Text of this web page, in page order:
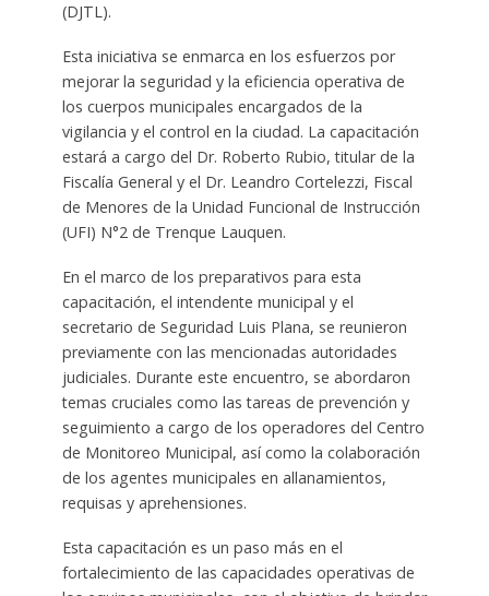
(DJTL).
Esta iniciativa se enmarca en los esfuerzos por
mejorar la seguridad y la eficiencia operativa de
los cuerpos municipales encargados de la
vigilancia y el control en la ciudad. La capacitación
estará a cargo del Dr. Roberto Rubio, titular de la
Fiscalía General y el Dr. Leandro Cortelezzi, Fiscal
de Menores de la Unidad Funcional de Instrucción
(UFI) N°2 de Trenque Lauquen.
En el marco de los preparativos para esta
capacitación, el intendente municipal y el
secretario de Seguridad Luis Plana, se reunieron
previamente con las mencionadas autoridades
judiciales. Durante este encuentro, se abordaron
temas cruciales como las tareas de prevención y
seguimiento a cargo de los operadores del Centro
de Monitoreo Municipal, así como la colaboración
de los agentes municipales en allanamientos,
requisas y aprehensiones.
Esta capacitación es un paso más en el
fortalecimiento de las capacidades operativas de